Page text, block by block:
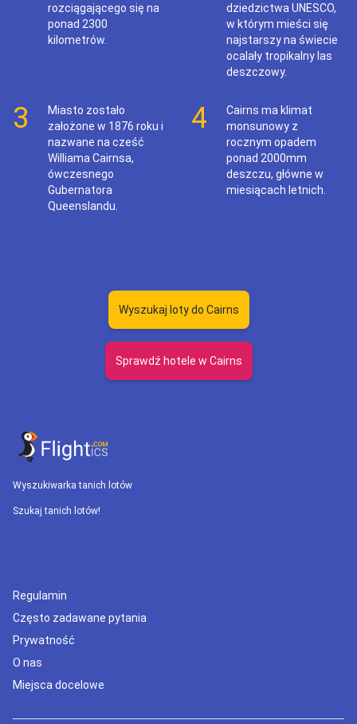
rozciągającego się na
ponad 2300
kilometrów.
dziedzictwa UNESCO,
w którym mieści się
najstarszy na świecie
ocalały tropikalny las
deszczowy.
3
Miasto zostało
założone w 1876 roku i
nazwane na cześć
Williama Cairnsa,
ówczesnego
Gubernatora
Queenslandu.
4
Cairns ma klimat
monsunowy z
rocznym opadem
ponad 2000mm
deszczu, główne w
miesiącach letnich.
Wyszukaj loty do Cairns
Sprawdź hotele w Cairns
Wyszukiwarka tanich lotów
Szukaj tanich lotów!
Regulamin
Często zadawane pytania
Prywatność
O nas
Miejsca docelowe